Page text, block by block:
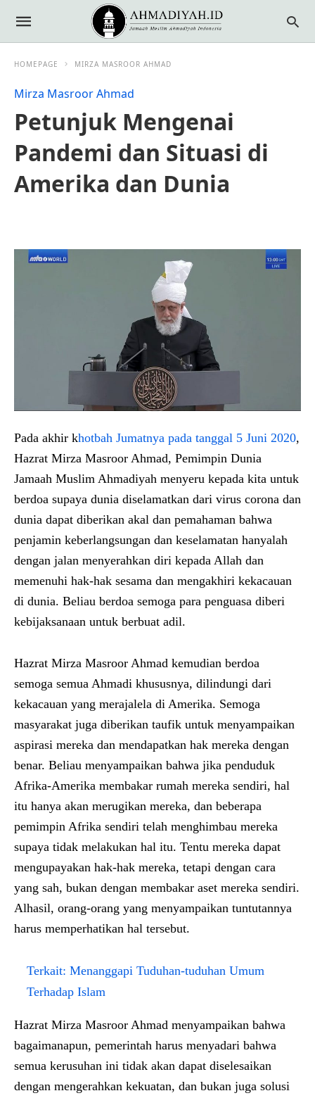
HOMEPAGE MIRZA MASROOR AHMAD
Mirza Masroor Ahmad
Petunjuk Mengenai
Pandemi dan Situasi di
Amerika dan Dunia
Pada akhir khotbah Jumatnya pada tanggal 5 Juni 2020,
Hazrat Mirza Masroor Ahmad, Pemimpin Dunia
Jamaah Muslim Ahmadiyah menyeru kepada kita untuk
berdoa supaya dunia diselamatkan dari virus corona dan
dunia dapat diberikan akal dan pemahaman bahwa
penjamin keberlangsungan dan keselamatan hanyalah
dengan jalan menyerahkan diri kepada Allah dan
memenuhi hak-hak sesama dan mengakhiri kekacauan
di dunia. Beliau berdoa semoga para penguasa diberi
kebijaksanaan untuk berbuat adil.
Hazrat Mirza Masroor Ahmad kemudian berdoa
semoga semua Ahmadi khususnya, dilindungi dari
kekacauan yang merajalela di Amerika. Semoga
masyarakat juga diberikan taufik untuk menyampaikan
aspirasi mereka dan mendapatkan hak mereka dengan
benar. Beliau menyampaikan bahwa jika penduduk
Afrika-Amerika membakar rumah mereka sendiri, hal
itu hanya akan merugikan mereka, dan beberapa
pemimpin Afrika sendiri telah menghimbau mereka
supaya tidak melakukan hal itu. Tentu mereka dapat
mengupayakan hak-hak mereka, tetapi dengan cara
yang sah, bukan dengan membakar aset mereka sendiri.
Alhasil, orang-orang yang menyampaikan tuntutannya
harus memperhatikan hal tersebut.
Terkait: Menanggapi Tuduhan-tuduhan Umum
Terhadap Islam
Hazrat Mirza Masroor Ahmad menyampaikan bahwa
bagaimanapun, pemerintah harus menyadari bahwa
semua kerusuhan ini tidak akan dapat diselesaikan
dengan mengerahkan kekuatan, dan bukan juga solusi